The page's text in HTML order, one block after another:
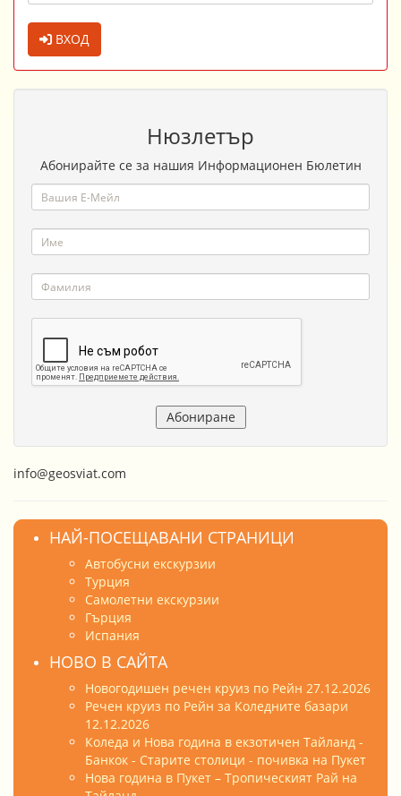
ВХОД
Нюзлетър
Абонирайте се за нашия Информационен Бюлетин
info@geosviat.com
НАЙ-ПОСЕЩАВАНИ СТРАНИЦИ
Автобусни екскурзии
Турция
Самолетни екскурзии
Гърция
Испания
НОВО В САЙТА
Новогодишен речен круиз по Рейн 27.12.2026
Речен круиз по Рейн за Коледните базари
12.12.2026
Коледа и Нова година в екзотичен Тайланд -
Банкок - Старите столици - почивка на Пукет
Нова година в Пукет – Тропическият Рай на